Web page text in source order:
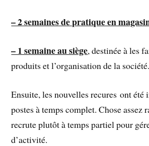
– 2 semaines de pratique en
– 1 semaine au siège, destinée à les
produits et l’organisation de la société.
Ensuite, les nouvelles recures ont été
postes à temps complet. Chose assez
recrute plutôt à temps partiel pour
d’activité.